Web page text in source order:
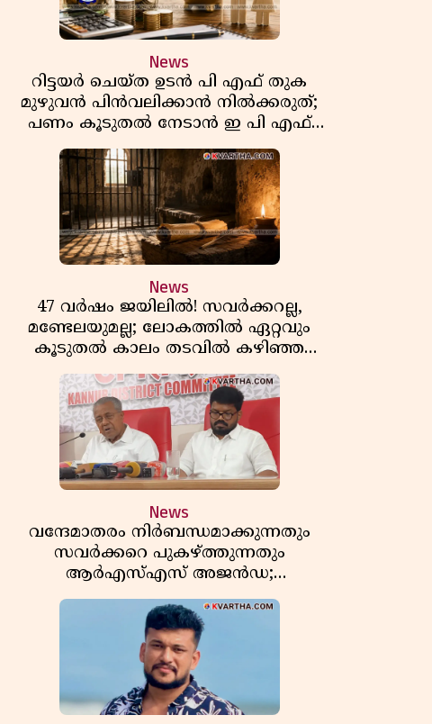
News
റിട്ടയർ ചെയ്ത ഉടൻ പി എഫ് തുക
മുഴുവൻ പിൻവലിക്കാൻ നിൽക്കരുത്;
പണം കൂടുതൽ നേടാൻ ഇ പി എഫ്
ഒയുടെ നിയമം അറിയാം
News
47 വർഷം ജയിലിൽ! സവർക്കറല്ല,
മണ്ടേലയുമല്ല; ലോകത്തിൽ ഏറ്റവും
കൂടുതൽ കാലം തടവിൽ കഴിഞ്ഞ
രാഷ്ട്രീയ തടവുകാരൻ ഇദ്ദേഹം! ഒരു
ഇന്ത്യൻ സ്വാതന്ത്ര്യസമര സേനാനിയുടെ
വേറിട്ട കഥ
News
വന്ദേമാതരം നിർബന്ധമാക്കുന്നതും
സവർക്കറെ പുകഴ്ത്തുന്നതും
ആർഎസ്എസ് അജൻഡ;
സർക്കാരിനെതിരെ പിണറായി വിജയൻ